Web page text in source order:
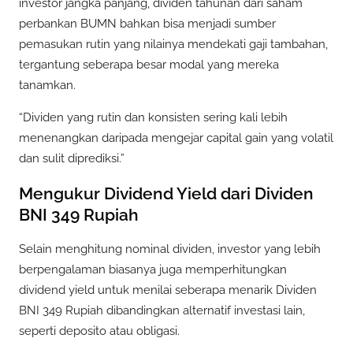
investor jangka panjang, dividen tahunan dari saham
perbankan BUMN bahkan bisa menjadi sumber
pemasukan rutin yang nilainya mendekati gaji tambahan,
tergantung seberapa besar modal yang mereka
tanamkan.
“Dividen yang rutin dan konsisten sering kali lebih
menenangkan daripada mengejar capital gain yang volatil
dan sulit diprediksi.”
Mengukur Dividend Yield dari Dividen
BNI 349 Rupiah
Selain menghitung nominal dividen, investor yang lebih
berpengalaman biasanya juga memperhitungkan
dividend yield untuk menilai seberapa menarik Dividen
BNI 349 Rupiah dibandingkan alternatif investasi lain,
seperti deposito atau obligasi.